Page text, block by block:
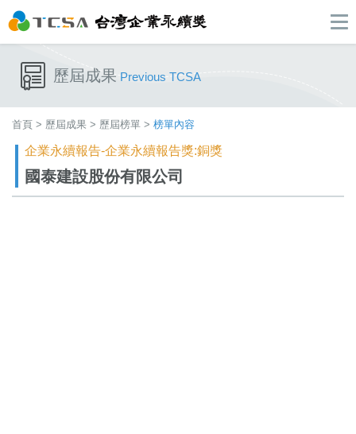
歷屆成果 Previous TCSA
首頁 > 歷屆成果 > 歷屆榜單 > 榜單內容
企業永續報告-企業永續報告獎:銅獎
國泰建設股份有限公司